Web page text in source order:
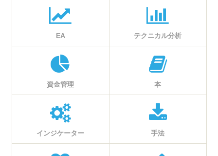
EA テクニカル分析
資金管理 本
インジケーター 手法